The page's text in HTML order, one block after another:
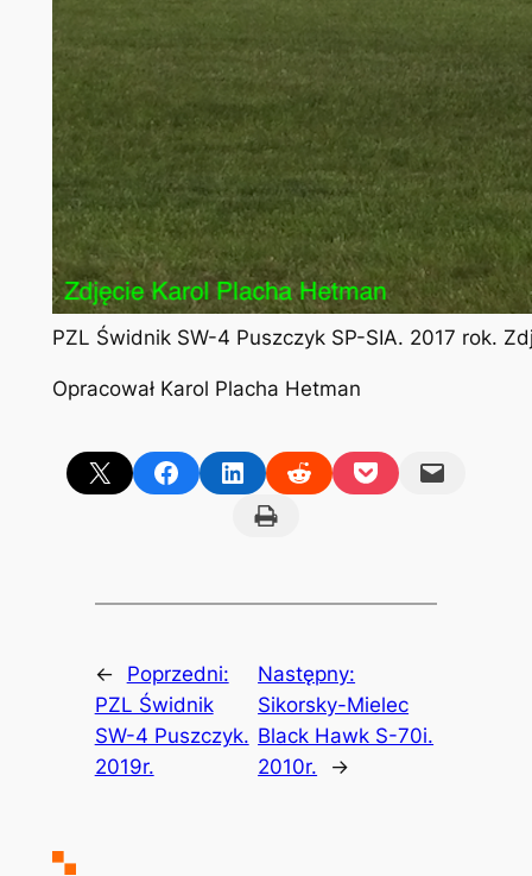
PZL Świdnik SW-4 Puszczyk SP-SIA. 2017 rok.
Opracował Karol Placha Hetman
Share on X Share on FacebookShare on LinkedInShare on RedditShare on PocketEmail this Page
Print this Page
←
Poprzedni:
PZL Świdnik
SW-4 Puszczyk.
2019r.
Następny:
Sikorsky-Mielec
Black Hawk S-70i.
2010r.
→